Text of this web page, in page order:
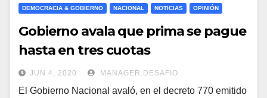
DEMOCRACIA & GOBIERNO NACIONAL NOTICIAS OPINIÓN
Gobierno avala que prima se pague
hasta en tres cuotas
JUN 4, 2020 MANAGER.DESAFIO
El Gobierno Nacional avaló, en el decreto 770 emitido